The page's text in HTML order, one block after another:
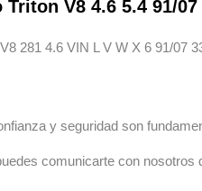
V8 4.6 5.4 91/07
281 4.6 VIN L V W X 6 91/07
y seguridad son
comunicarte con nosotros